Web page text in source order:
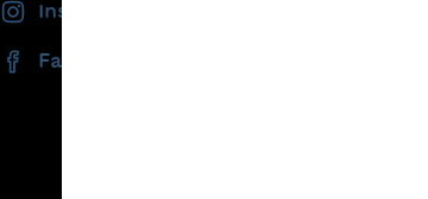
Instagram
Facebook